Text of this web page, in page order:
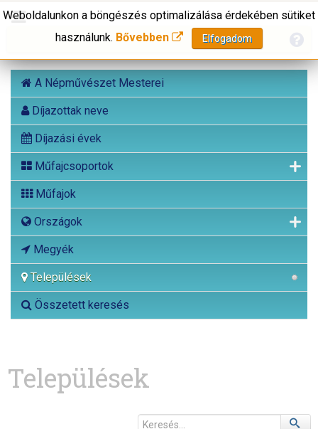
A Népművészet Mesterei
Díjazottak neve
Díjazási évek
Műfajcsoportok
Műfajok
Országok
Megyék
Települések
Összetett keresés
Weboldalunkon a böngészés optimalizálása érdekében sütiket
használunk. Bővebben Elfogadom
Települések